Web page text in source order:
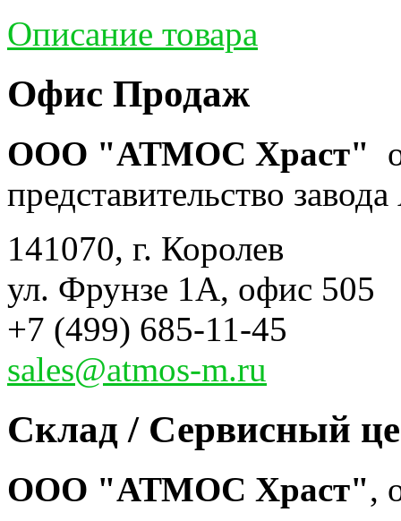
Описание товара
Офис Продаж
ООО "АТМОС Храст"
представительство
141070, г. Королев
ул. Фрунзе 1А, офис 505
+7 (499) 685-11-45
sales@atmos-m.ru
Склад / Сервисный
ООО "АТМОС Храст",